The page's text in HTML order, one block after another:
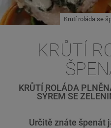
Krůtí roláda se
KRŮTÍ
KRŮTÍ ROLÁDA
SÝREM SE
Určitě znáte špenát